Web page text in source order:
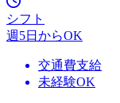
シフト
週5日からOK
交通費支給
未経験OK